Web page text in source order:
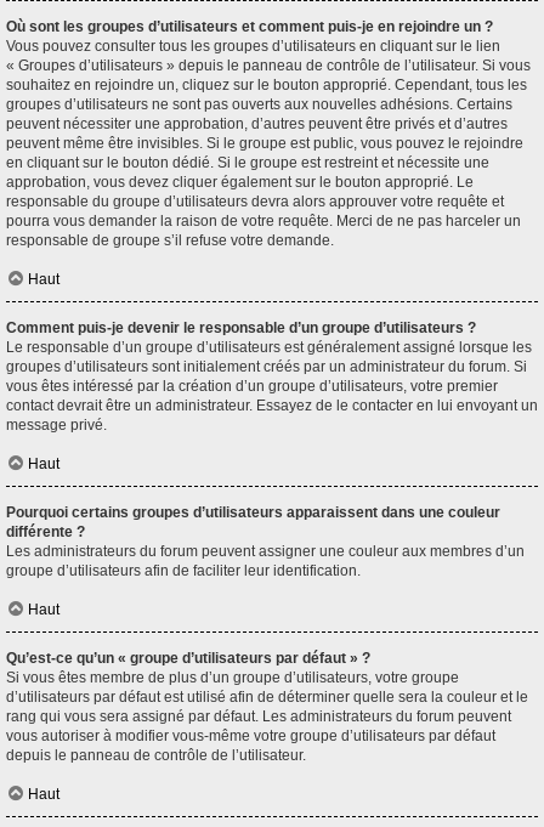
Où sont les groupes d’utilisateurs et comment puis-je en rejoindre un ?
Vous pouvez consulter tous les groupes d’utilisateurs en cliquant sur le lien
« Groupes d’utilisateurs » depuis le panneau de contrôle de l’utilisateur. Si vous
souhaitez en rejoindre un, cliquez sur le bouton approprié. Cependant, tous les
groupes d’utilisateurs ne sont pas ouverts aux nouvelles adhésions. Certains
peuvent nécessiter une approbation, d’autres peuvent être privés et d’autres
peuvent même être invisibles. Si le groupe est public, vous pouvez le rejoindre
en cliquant sur le bouton dédié. Si le groupe est restreint et nécessite une
approbation, vous devez cliquer également sur le bouton approprié. Le
responsable du groupe d’utilisateurs devra alors approuver votre requête et
pourra vous demander la raison de votre requête. Merci de ne pas harceler un
responsable de groupe s’il refuse votre demande.
Haut
Comment puis-je devenir le responsable d’un groupe d’utilisateurs ?
Le responsable d’un groupe d’utilisateurs est généralement assigné lorsque les
groupes d’utilisateurs sont initialement créés par un administrateur du forum. Si
vous êtes intéressé par la création d’un groupe d’utilisateurs, votre premier
contact devrait être un administrateur. Essayez de le contacter en lui envoyant un
message privé.
Haut
Pourquoi certains groupes d’utilisateurs apparaissent dans une couleur
différente ?
Les administrateurs du forum peuvent assigner une couleur aux membres d’un
groupe d’utilisateurs afin de faciliter leur identification.
Haut
Qu’est-ce qu’un « groupe d’utilisateurs par défaut » ?
Si vous êtes membre de plus d’un groupe d’utilisateurs, votre groupe
d’utilisateurs par défaut est utilisé afin de déterminer quelle sera la couleur et le
rang qui vous sera assigné par défaut. Les administrateurs du forum peuvent
vous autoriser à modifier vous-même votre groupe d’utilisateurs par défaut
depuis le panneau de contrôle de l’utilisateur.
Haut